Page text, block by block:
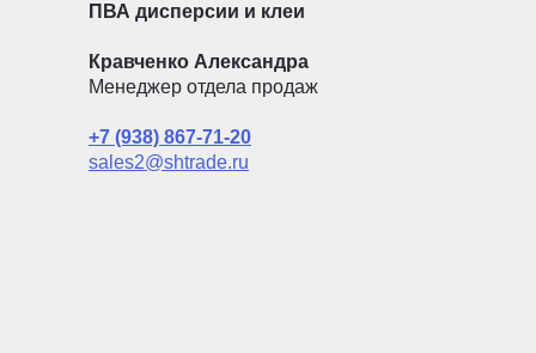
ПВА дисперсии и клеи
Кравченко Александра
Менеджер отдела продаж
+7 (938) 867-71-20
sales2@shtrade.ru